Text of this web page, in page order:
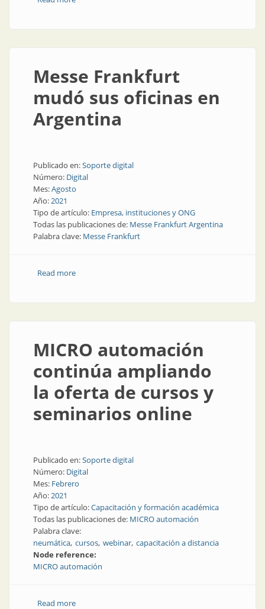
Messe Frankfurt
mudó sus oficinas en
Argentina
Publicado en:Soporte digital
Número: Digital
Mes:Agosto
Año:2021
Tipo de artículo: Empresa, instituciones y ONG
Todas las publicaciones de: Messe Frankfurt Argentina
Palabra clave: Messe Frankfurt
Read moreabout Messe Frankfurt mudó sus oficinas en
MICRO automación
continúa ampliando
la oferta de cursos y
seminarios online
Publicado en:Soporte digital
Número: Digital
Mes: Febrero
Año:2021
Tipo de artículo:Capacitación y formación académica
Todas las publicaciones de: MICRO automación
Palabra clave:
neumática cursos webinar capacitación a distancia
Node reference:
MICRO automación
Read moreabout MICRO automación continúa ampliando la